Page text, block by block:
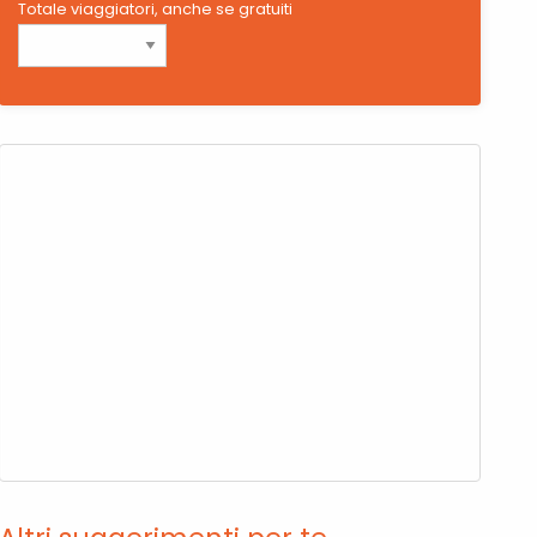
Totale viaggiatori, anche se gratuiti